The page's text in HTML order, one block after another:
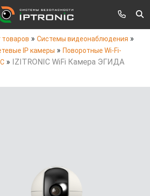
товаров » Системы видеонаблюдения »
IP камеры » Поворотные Wi-Fi-
» IZITRONIC WiFi Камера ЭГИДА